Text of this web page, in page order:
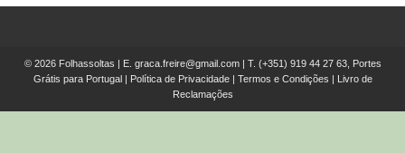
© 2026 Folhassoltas | E. graca.freire@gmail.com| T. (+351) 919 44 27 63, Portes
Grátis para Portugal
Política de Privacidade| Termos e Condições
Livro de
Reclamações